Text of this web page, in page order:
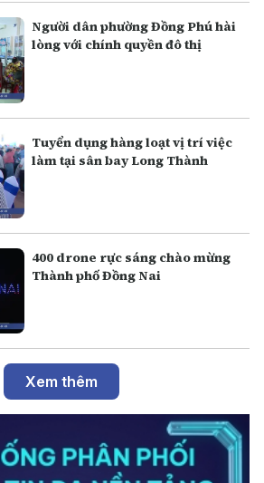
Người dân phường Đồng Phú hài
lòng với chính quyền đô thị
Tuyển dụng hàng loạt vị trí việc
làm tại sân bay Long Thành
400 drone rực sáng chào mừng
Thành phố Đồng Nai
Xem thêm